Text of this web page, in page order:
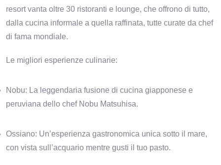
resort vanta oltre 30 ristoranti e lounge, che offrono di tutto,
dalla cucina informale a quella raffinata, tutte curate da chef
di fama mondiale.
Le migliori esperienze culinarie:
Nobu: La leggendaria fusione di cucina giapponese e
peruviana dello chef Nobu Matsuhisa.
Ossiano: Un’esperienza gastronomica unica sotto il mare,
con vista sull’acquario mentre gusti il tuo pasto.